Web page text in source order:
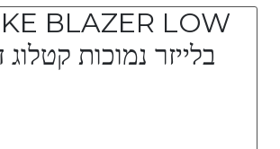
בלייזר נמוכות קטלוג